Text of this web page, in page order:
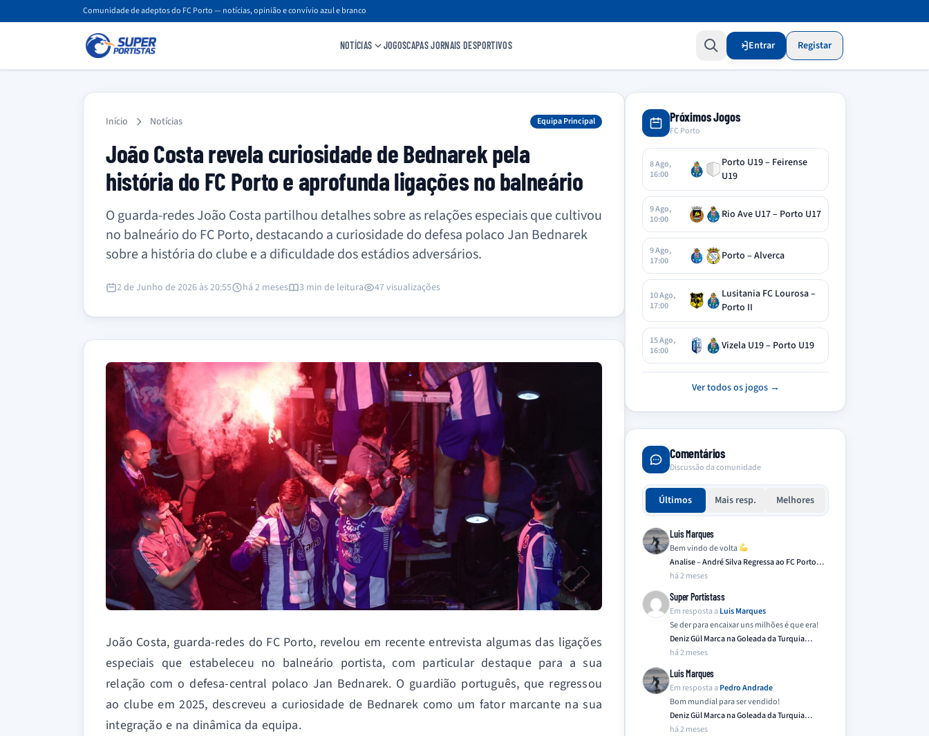
Comunidade de adeptos do FC Porto — notícias, opinião e convívio azul e branco
NOTÍCIAS JOGOSCAPAS JORNAIS DESPORTIVOS Entrar Registar
Início Notícias Equipa Principal
João Costa revela curiosidade de Bednarek pela
história do FC Porto e aprofunda ligações no balneário
O guarda-redes João Costa partilhou detalhes sobre as relações especiais que cultivou
no balneário do FC Porto, destacando a curiosidade do defesa polaco Jan Bednarek
sobre a história do clube e a dificuldade dos estádios adversários.
2 de Junho de 2026 às 20:55 há 2 meses 3 min de leitura 47 visualizações
João Costa, guarda-redes do FC Porto, revelou em recente entrevista algumas das ligações
especiais que estabeleceu no balneário portista, com particular destaque para a sua
relação com o defesa-central polaco Jan Bednarek. O guardião português, que regressou
ao clube em 2025, descreveu a curiosidade de Bednarek como um fator marcante na sua
integração e na dinâmica da equipa.
Próximos Jogos
FC Porto
8 Ago,
16:00
Porto U19 – Feirense
U19
9 Ago,
10:00
Rio Ave U17 – Porto U17
9 Ago,
17:00
Porto – Alverca
10 Ago,
17:00
Lusitania FC Lourosa –
Porto II
15 Ago,
16:00
Vizela U19 – Porto U19
Ver todos os jogos →
Comentários
Discussão da comunidade
Últimos Mais resp. Melhores
Luis Marques
Bem vindo de volta
Analise – André Silva Regressa ao FC Porto…
há 2 meses
Super Portistass
Em resposta a Luis Marques
Se der para encaixar uns milhões é que era!
Deniz Gül Marca na Goleada da Turquia
Frente…
há 2 meses
Luis Marques
Em resposta a Pedro Andrade
Bom mundial para ser vendido!
Deniz Gül Marca na Goleada da Turquia
Frente…
há 2 meses